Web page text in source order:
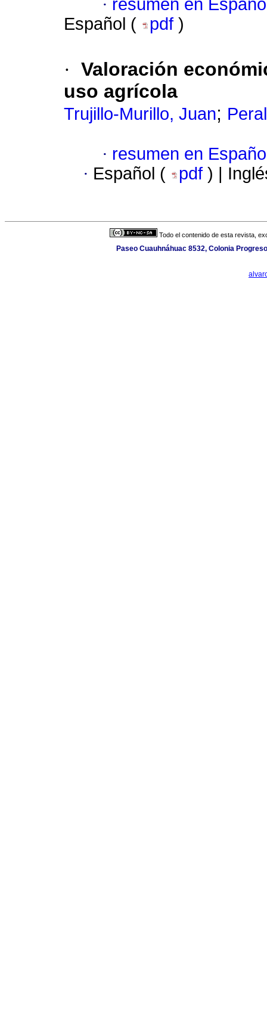
· resumen en
Español (
pdf )
· Valoración
uso agrícola
Trujillo-Murillo, Juan;
· resumen en
· Español ( pdf ) |
Todo el contenido de esta revista,
Paseo Cuauhnáhuac 8532, Colonia